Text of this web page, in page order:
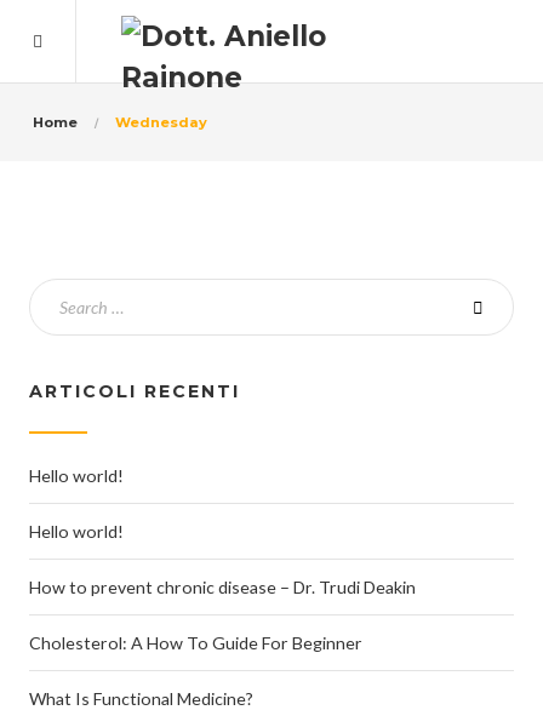
Home Wednesday
ARTICOLI RECENTI
Hello world!
Hello world!
How to prevent chronic disease – Dr. Trudi Deakin
Cholesterol: A How To Guide For Beginner
What Is Functional Medicine?